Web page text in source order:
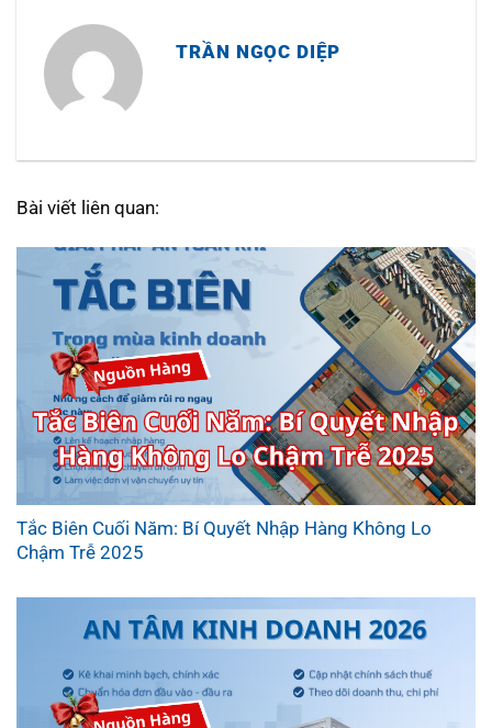
TRẦN NGỌC DIỆP
Bài viết liên quan:
Tắc Biên Cuối Năm: Bí Quyết Nhập Hàng Không Lo
Chậm Trễ 2025